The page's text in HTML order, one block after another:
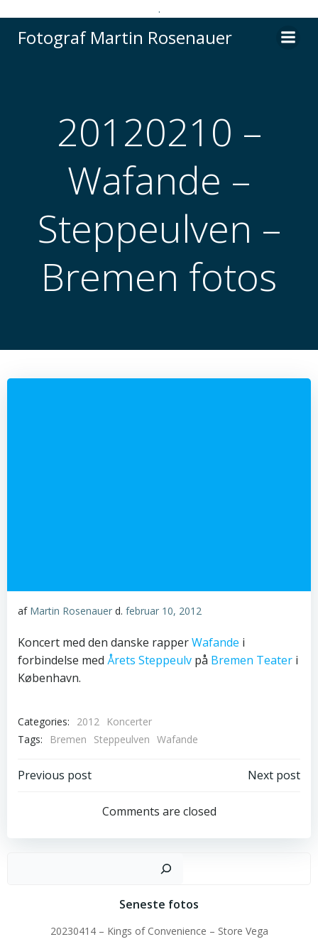
.
til
Fotograf Martin Rosenauer
20120210 –
Wafande –
Steppeulven –
Bremen fotos
af Martin Rosenauer d. februar 10, 2012
Koncert med den danske rapperWafande i
forbindelse med Årets Steppeulv på Bremen Teater i
København.
Categories: 2012
Koncerter
Tags:
Bremen Steppeulven Wafande
Post
navigation
Previous post
navigation
Next post
Comments are closed
Seneste fotos
20230414 – Kings of Convenience – Store Vega